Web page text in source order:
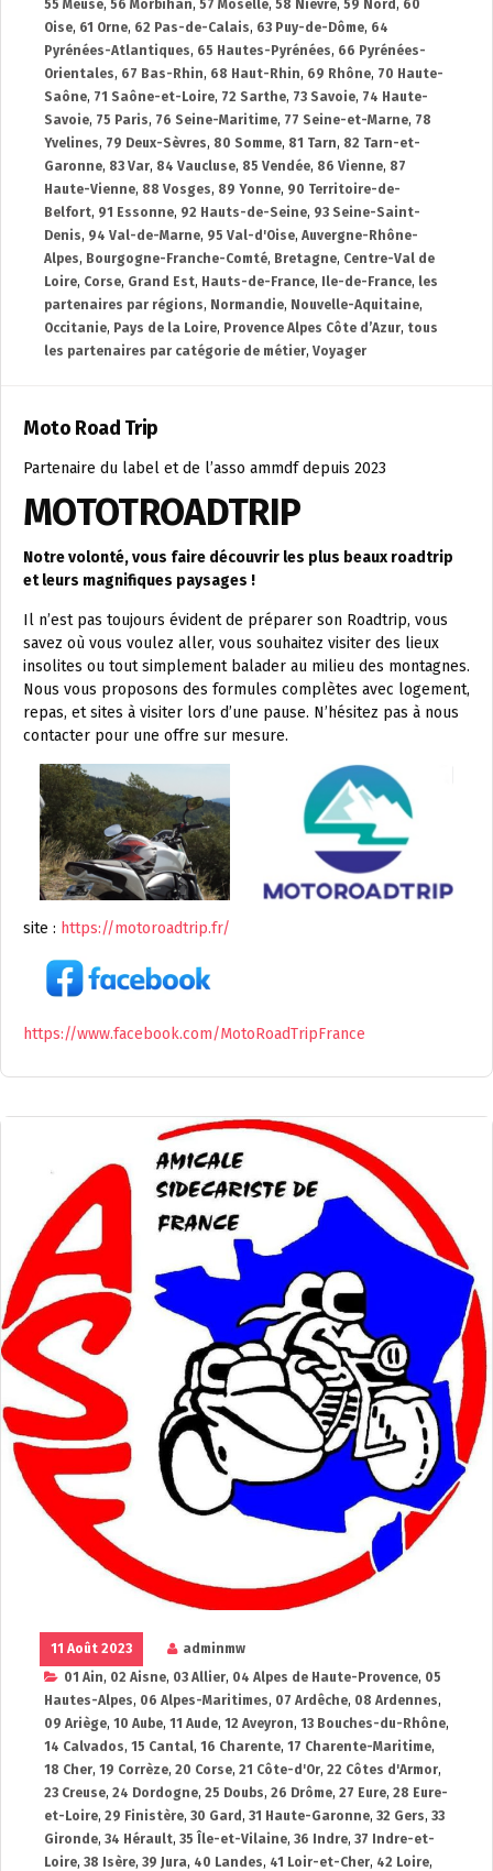
55 Meuse, 56 Morbihan, 57 Moselle, 58 Nièvre, 59 Nord, 60
Oise, 61 Orne, 62 Pas-de-Calais, 63 Puy-de-Dôme, 64
Pyrénées-Atlantiques, 65 Hautes-Pyrénées, 66 Pyrénées-
Orientales, 67 Bas-Rhin, 68 Haut-Rhin, 69 Rhône, 70 Haute-
Saône, 71 Saône-et-Loire, 72 Sarthe, 73 Savoie, 74 Haute-
Savoie, 75 Paris, 76 Seine-Maritime, 77 Seine-et-Marne, 78
Yvelines, 79 Deux-Sèvres, 80 Somme, 81 Tarn, 82 Tarn-et-
Garonne, 83 Var, 84 Vaucluse, 85 Vendée, 86 Vienne, 87
Haute-Vienne, 88 Vosges, 89 Yonne, 90 Territoire-de-
Belfort, 91 Essonne, 92 Hauts-de-Seine, 93 Seine-Saint-
Denis, 94 Val-de-Marne, 95 Val-d'Oise, Auvergne-Rhône-
Alpes, Bourgogne-Franche-Comté, Bretagne, Centre-Val de
Loire, Corse, Grand Est, Hauts-de-France, Ile-de-France, les
partenaires par régions, Normandie, Nouvelle-Aquitaine,
Occitanie, Pays de la Loire, Provence Alpes Côte d’Azur, tous
les partenaires par catégorie de métier, Voyager
Moto Road Trip
Partenaire du label et de l’asso ammdf depuis 2023
MOTOTROADTRIP
Notre volonté, vous faire découvrir les plus beaux roadtrip
et leurs magnifiques paysages !
Il n’est pas toujours évident de préparer son Roadtrip, vous
savez où vous voulez aller, vous souhaitez visiter des lieux
insolites ou tout simplement balader au milieu des montagnes.
Nous vous proposons des formules complètes avec logement,
repas, et sites à visiter lors d’une pause. N’hésitez pas à nous
contacter pour une offre sur mesure.
site : https://motoroadtrip.fr/
https://www.facebook.com/MotoRoadTripFrance
11 Août 2023
adminmw
01 Ain, 02 Aisne, 03 Allier, 04 Alpes de Haute-Provence, 05
Hautes-Alpes, 06 Alpes-Maritimes, 07 Ardêche, 08 Ardennes,
09 Ariège, 10 Aube, 11 Aude, 12 Aveyron, 13 Bouches-du-Rhône,
14 Calvados, 15 Cantal, 16 Charente, 17 Charente-Maritime,
18 Cher, 19 Corrèze, 20 Corse, 21 Côte-d'Or, 22 Côtes d'Armor,
23 Creuse, 24 Dordogne, 25 Doubs, 26 Drôme, 27 Eure, 28 Eure-
et-Loire, 29 Finistère, 30 Gard , 31 Haute-Garonne, 32 Gers, 33
Gironde, 34 Hérault, 35 Île-et-Vilaine, 36 Indre, 37 Indre-et-
Loire, 38 Isère, 39 Jura, 40 Landes, 41 Loir-et-Cher, 42 Loire,